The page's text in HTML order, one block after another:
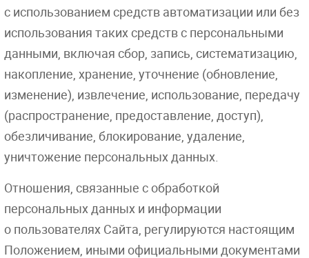
с использованием средств автоматизации или без
использования таких средств с персональными
данными, включая сбор, запись, систематизацию,
накопление, хранение, уточнение (обновление,
изменение), извлечение, использование, передачу
(распространение, предоставление, доступ),
обезличивание, блокирование, удаление,
уничтожение персональных данных.
Отношения, связанные с обработкой
персональных данных и информации
о пользователях Сайта, регулируются настоящим
Положением, иными официальными документами